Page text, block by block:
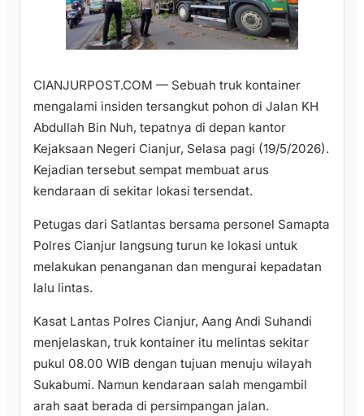
CIANJURPOST.COM — Sebuah truk kontainer
mengalami insiden tersangkut pohon di Jalan KH
Abdullah Bin Nuh, tepatnya di depan kantor
Kejaksaan Negeri Cianjur, Selasa pagi (19/5/2026).
Kejadian tersebut sempat membuat arus
kendaraan di sekitar lokasi tersendat.
Petugas dari Satlantas bersama personel Samapta
Polres Cianjur langsung turun ke lokasi untuk
melakukan penanganan dan mengurai kepadatan
lalu lintas.
Kasat Lantas Polres Cianjur, Aang Andi Suhandi
menjelaskan, truk kontainer itu melintas sekitar
pukul 08.00 WIB dengan tujuan menuju wilayah
Sukabumi. Namun kendaraan salah mengambil
arah saat berada di persimpangan jalan.